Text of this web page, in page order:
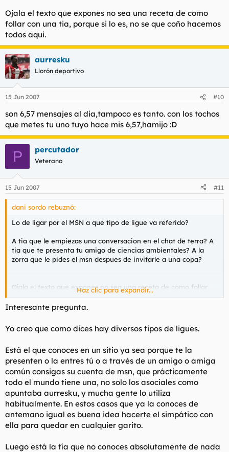
Ojala el texto que expones no sea una receta de como
follar con una tia, porque si lo es, no se que coño hacemos
todos aqui.
aurresku
Llorón deportivo
15 Jun 2007 #10
son 6,57 mensajes al dia,tampoco es tanto. con los tochos
que metes tu uno tuyo hace mis 6,57,hamijo :D
P percutador
Veterano
15 Jun 2007 #11
dani sordo rebuznó:
Lo de ligar por el MSN a que tipo de ligue va referido?
A tia que le empiezas una conversacion en el chat de terra? A
tia que te presenta tu amigo de ciencias ambientales? A la
zorra que le pides el msn despues de invitarle a una copa?
Ojala el texto que expones no sea una receta de como follar
con una tia, porque si lo es, no se que coño hacemos todos
aqui.
Haz clic para expandir...
Interesante pregunta.
Yo creo que como dices hay diversos tipos de ligues.
Está el que conoces en un sitio ya sea porque te la
presenten o la entres tú o a través de un amigo o amiga
común consigas su cuenta de msn, que prácticamente
todo el mundo tiene una, no solo los asociales como
apuntaba aurresku, y mucha gente lo utiliza
habitualmente. En estos casos que ya la conoces de
antemano igual es buena idea hacerte el simpático con
ella para quedar en cualquier garito.
Luego está la tía que no conoces absolutamente de nada